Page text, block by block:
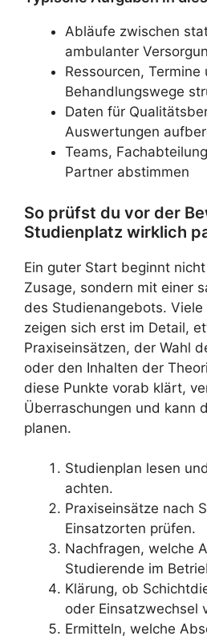
Abläufe zwischen
ambulanter
Ressourcen, Termine
Behandlungswege
Daten für
Auswertungen
Teams,
Partner abstimmen
So prüfst du vor der
Studienplatz wirklich
Ein guter Start beginnt
Zusage, sondern mit einer
des Studienangebots.
zeigen sich erst im Detail,
Praxiseinsätzen, der Wahl
oder den Inhalten der
diese Punkte vorab klärt,
Überraschungen und kann
planen.
Studienplan lesen
achten.
Praxiseinsätze nach
Einsatzorten prüfen.
Nachfragen, welche
Studierende im
Klärung, ob
oder Einsatzwechsel
Ermitteln, welche